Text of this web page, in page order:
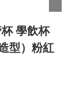
學飲杯
型）粉紅